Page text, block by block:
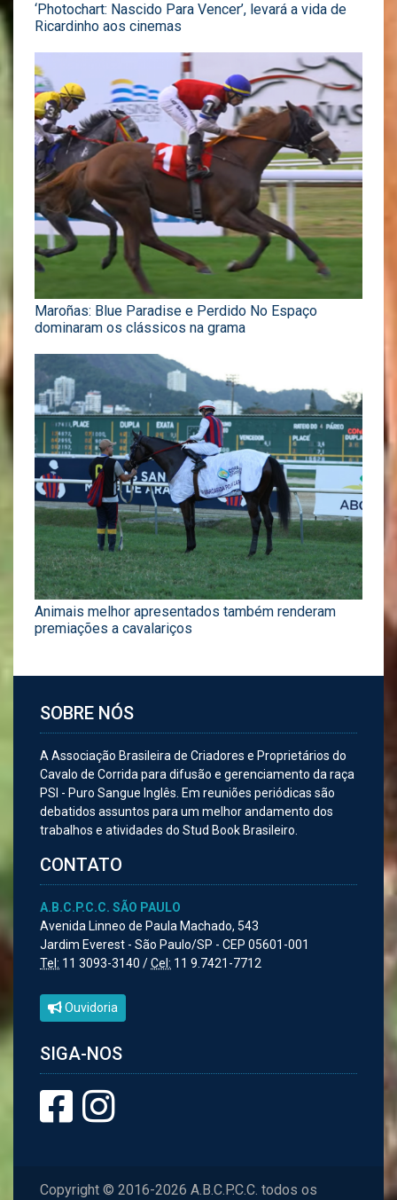
‘Photochart: Nascido Para Vencer’, levará a vida de
Ricardinho aos cinemas
Maroñas: Blue Paradise e Perdido No Espaço
dominaram os clássicos na grama
Animais melhor apresentados também renderam
premiações a cavalariços
SOBRE NÓS
A Associação Brasileira de Criadores e Proprietários do
Cavalo de Corrida para difusão e gerenciamento da raça
PSI - Puro Sangue Inglês. Em reuniões periódicas são
debatidos assuntos para um melhor andamento dos
trabalhos e atividades do Stud Book Brasileiro.
CONTATO
A.B.C.P.C.C. SÃO PAULO
Avenida Linneo de Paula Machado, 543
Jardim Everest - São Paulo/SP - CEP 05601-001
Tel: 11 3093-3140 /Cel: 11 9.7421-7712
Ouvidoria
SIGA-NOS
Copyright © 2016-2026 A.B.C.P.C.C. todos os